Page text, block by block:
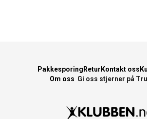
PakkesporingReturKontakt oss
Om oss Gi oss stjerner på